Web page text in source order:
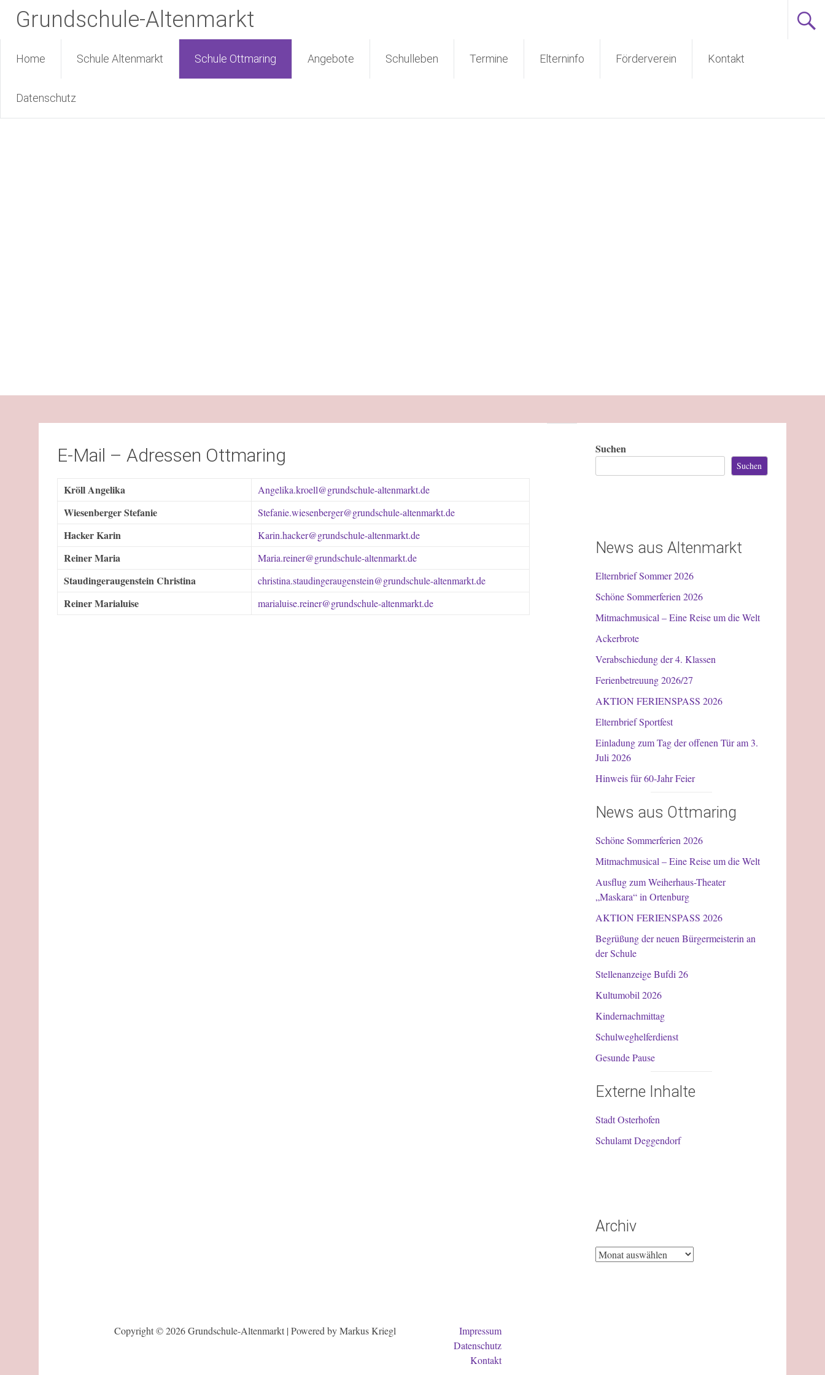
Grundschule-Altenmarkt
Home Schule Altenmarkt Schule Ottmaring Angebote Schulleben Termine Elterninfo Förderverein Kontakt
Datenschutz
E-Mail – Adressen Ottmaring
Kröll Angelika Angelika.kroell@grundschule-altenmarkt.de
Wiesenberger Stefanie Stefanie.wiesenberger@grundschule-altenmarkt.de
Hacker Karin Karin.hacker@grundschule-altenmarkt.de
Reiner Maria Maria.reiner@grundschule-altenmarkt.de
Staudingeraugenstein Christina christina.staudingeraugenstein@grundschule-altenmarkt.de
Reiner Marialuise marialuise.reiner@grundschule-altenmarkt.de
Suchen
Suchen
News aus Altenmarkt
Elternbrief Sommer 2026
Schöne Sommerferien 2026
Mitmachmusical – Eine Reise um die Welt
Ackerbrote
Verabschiedung der 4. Klassen
Ferienbetreuung 2026/27
AKTION FERIENSPASS 2026
Elternbrief Sportfest
Einladung zum Tag der offenen Tür am 3.
Juli 2026
Hinweis für 60-Jahr Feier
News aus Ottmaring
Schöne Sommerferien 2026
Mitmachmusical – Eine Reise um die Welt
Ausflug zum Weiherhaus-Theater
„Maskara“ in Ortenburg
AKTION FERIENSPASS 2026
Begrüßung der neuen Bürgermeisterin an
der Schule
Stellenanzeige Bufdi 26
Kultumobil 2026
Kindernachmittag
Schulweghelferdienst
Gesunde Pause
Externe Inhalte
Stadt Osterhofen
Schulamt Deggendorf
Archiv
Copyright © 2026 Grundschule-Altenmarkt | Powered by Markus Kriegl
Impressum
Datenschutz
Kontakt